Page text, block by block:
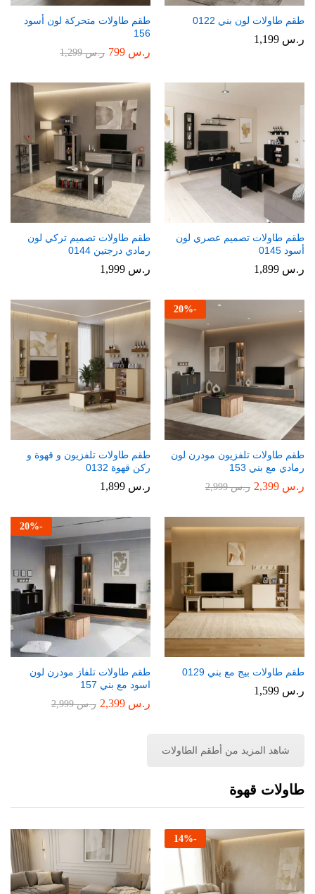
طقم طاولات لون بني 0122
ر.س
طقم طاولات متحركة لون أسود
156
ر.س ر.س1,299
طقم طاولات تصميم عصري لون
أسود 0145
ر.س
طقم طاولات تصميم تركي لون
رمادي درجتين 0144
ر.س
-
20%
طقم طاولات تلفزيون مودرن لون
رمادي مع بني 153
ر.س ر.س2,999
طقم طاولات تلفزيون و قهوة و
ركن قهوة 0132
ر.س
طقم طاولات بيج مع بني 0129
ر.س
-
20%
طقم طاولات تلفاز مودرن لون
اسود مع بني 157
ر.س ر.س2,999
شاهد المزيد من أطقم الطاولات
طاولات قهوة
-
14%